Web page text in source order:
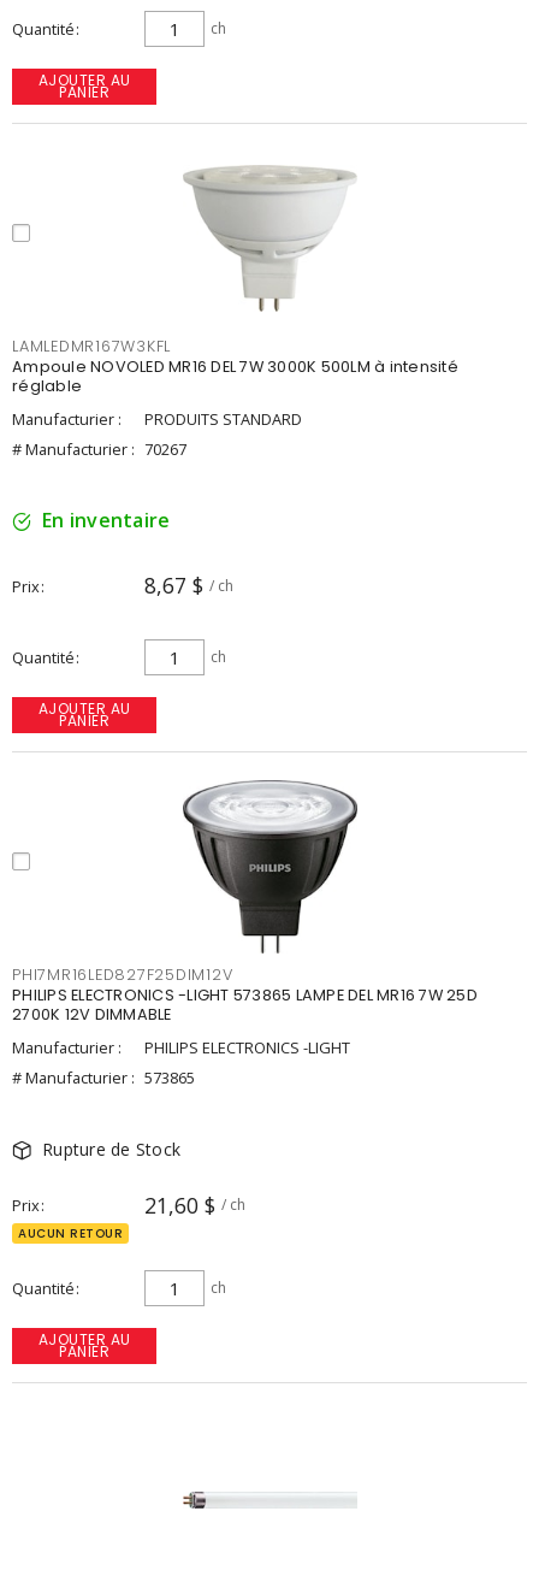
Quantité ch
AJOUTER AU
PANIER
LAMLEDMR167W3KFL
Ampoule NOVOLED MR16 DEL 7W 3000K 500LM à intensité
réglable
Manufacturier :
PRODUITS STANDARD
# Manufacturier : 70267
En inventaire
Prix 8,67 $ / ch
Quantité ch
AJOUTER AU
PANIER
PHI7MR16LED827F25DIM12V
PHILIPS ELECTRONICS -LIGHT 573865 LAMPE DEL MR16 7W 25D
2700K 12V DIMMABLE
Manufacturier :
PHILIPS ELECTRONICS -LIGHT
# Manufacturier : 573865
Rupture de Stock
Prix 21,60 $ / ch
AUCUN RETOUR
Quantité ch
AJOUTER AU
PANIER